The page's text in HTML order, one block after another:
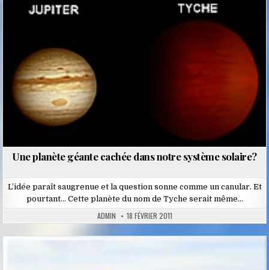
Une planète géante cachée dans notre système solaire?
L’idée paraît saugrenue et la question sonne comme un canular. Et
pourtant… Cette planète du nom de Tyche serait même…
ADMIN 18 FÉVRIER 2011